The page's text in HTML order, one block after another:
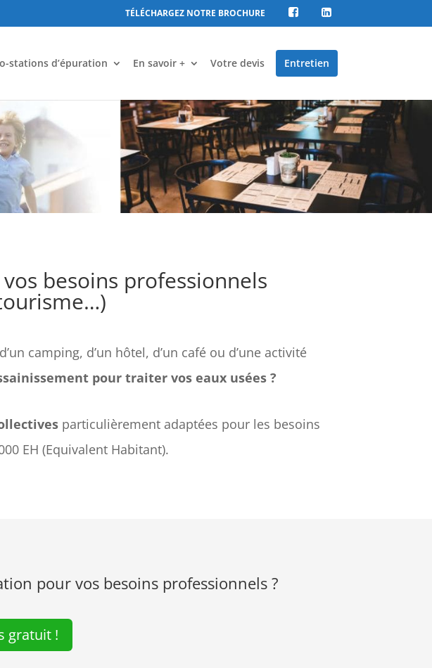
TÉLÉCHARGEZ NOTRE BROCHURE
stations d’épuration En savoir + Votre devis Entretien
besoins professionnels
camping, d’un hôtel, d’un café ou d’une activité
pour traiter vos eaux usées ?
particulièrement adaptées pour les besoins
EH (Equivalent Habitant).
pour vos besoins professionnels ?
gratuit !